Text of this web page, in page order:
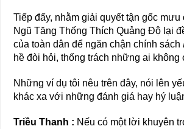
Tiếp đấy, nhằm giải quyết tận gốc
Ngũ Tăng Thống Thích Quảng Độ lại
của toàn dân để ngăn chận chính sách
hề đòi hỏi, thống trách những ai
Những ví dụ tôi nêu trên đây, nói lên
khác xa với những đánh giá hay hý
Triều Thanh : Nếu có một lời khuyên